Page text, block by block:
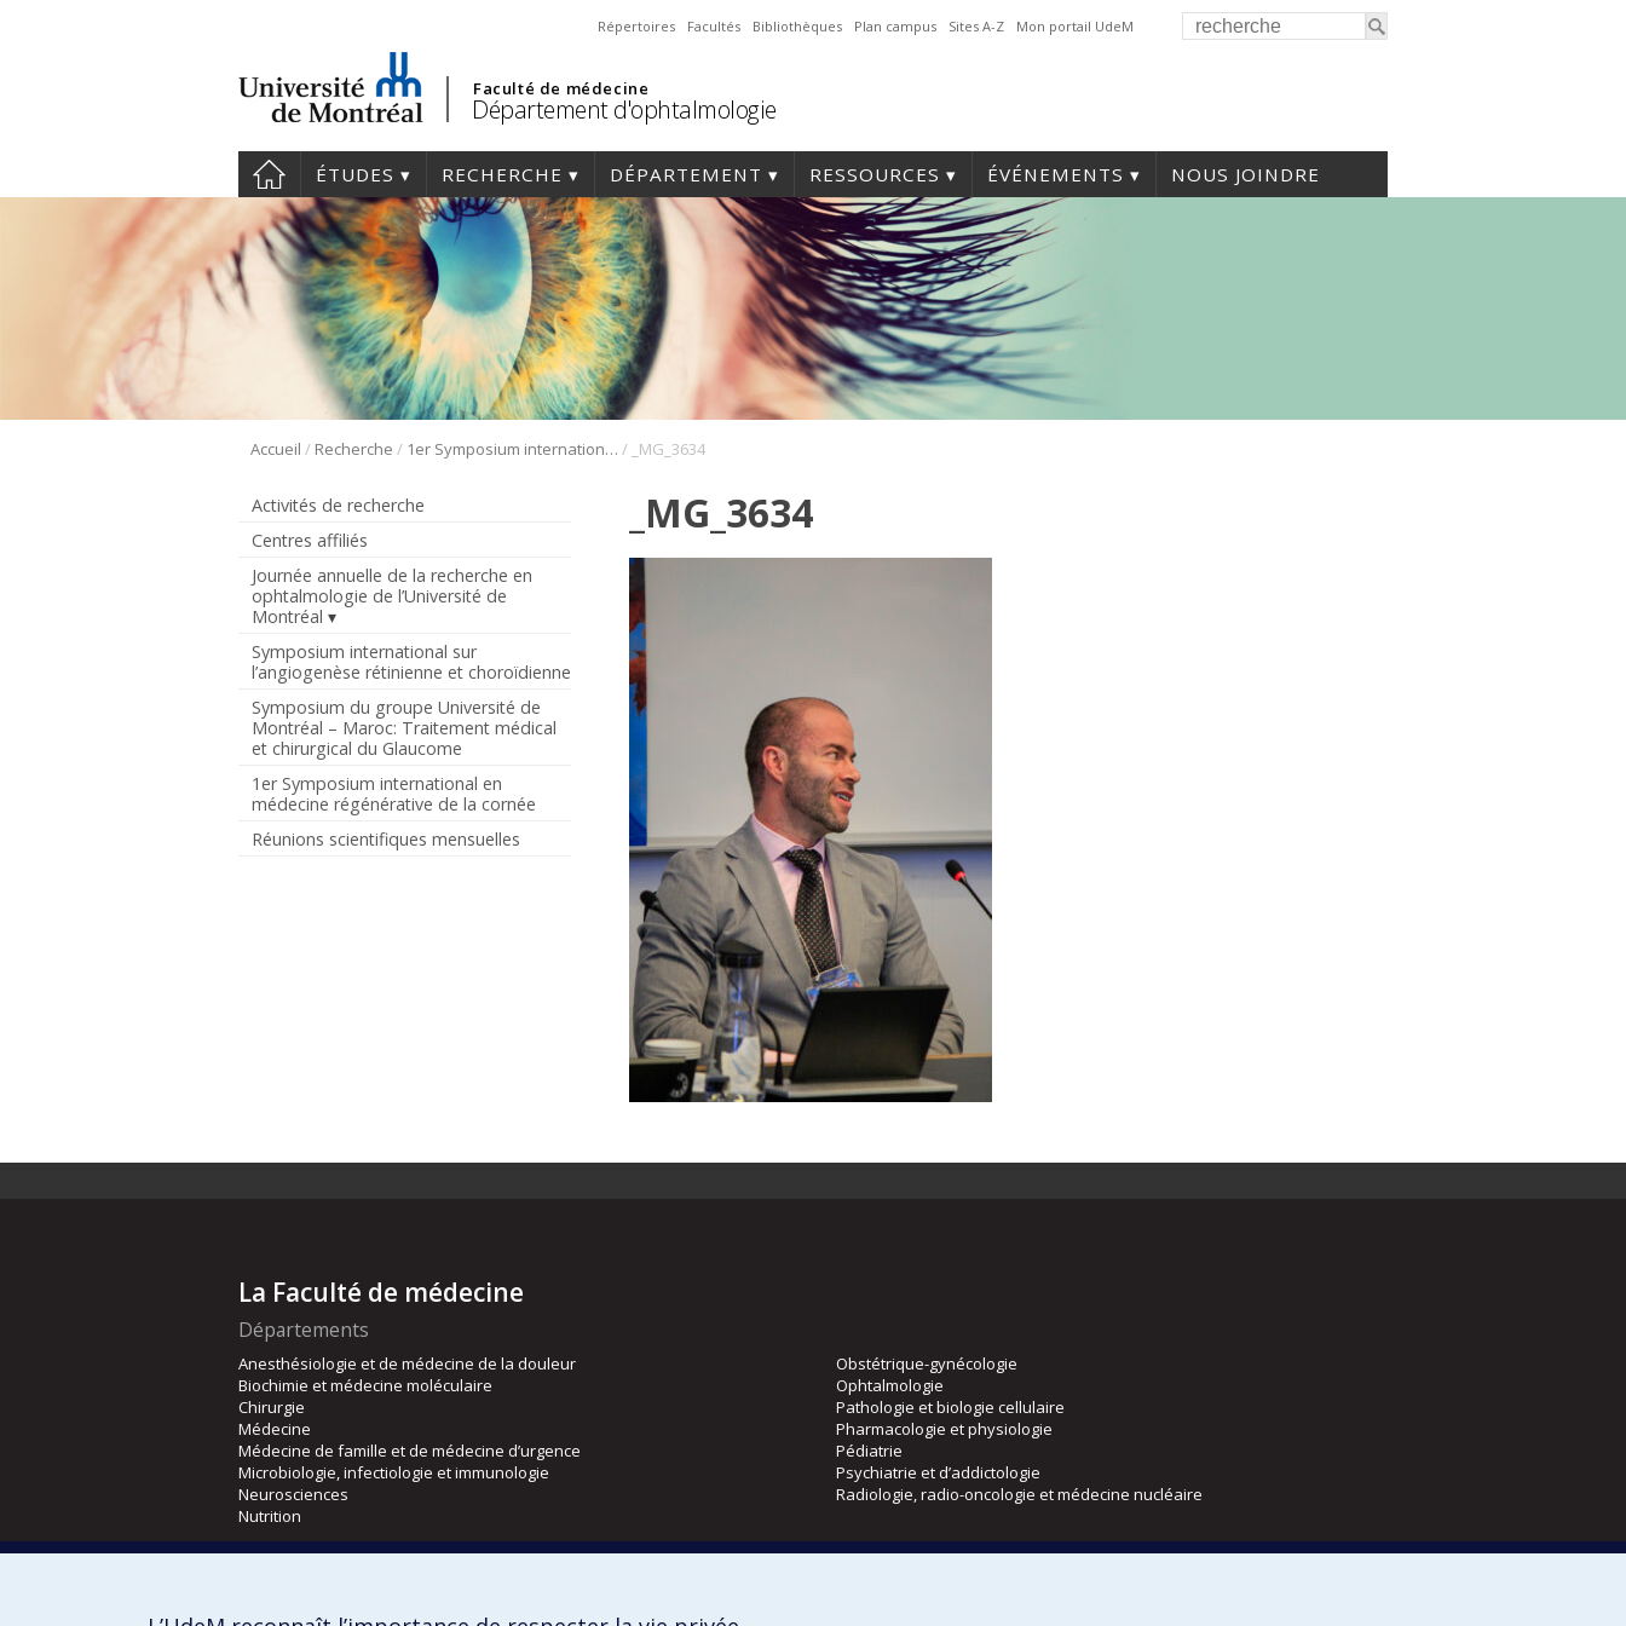
Répertoires Facultés Bibliothèques Plan campus Sites A-Z Mon portail UdeM
Faculté de médecine
Département d'ophtalmologie
ÉTUDES RECHERCHE DÉPARTEMENT RESSOURCES ÉVÉNEMENTS NOUS JOINDRE
Accueil / Recherche / 1er Symposium international en médecine régénérative de la cornée / _MG_3634
Activités de recherche
Centres affiliés
Journée annuelle de la recherche en
ophtalmologie de l’Université de
Montréal
Symposium international sur
l’angiogenèse rétinienne et choroïdienne
Symposium du groupe Université de
Montréal – Maroc: Traitement médical
et chirurgical du Glaucome
1er Symposium international en
médecine régénérative de la cornée
Réunions scientifiques mensuelles
_MG_3634
La Faculté de médecine
Départements
Anesthésiologie et de médecine de la douleur
Biochimie et médecine moléculaire
Chirurgie
Médecine
Médecine de famille et de médecine d’urgence
Microbiologie, infectiologie et immunologie
Neurosciences
Nutrition
Obstétrique-gynécologie
Ophtalmologie
Pathologie et biologie cellulaire
Pharmacologie et physiologie
Pédiatrie
Psychiatrie et d’addictologie
Radiologie, radio-oncologie et médecine nucléaire